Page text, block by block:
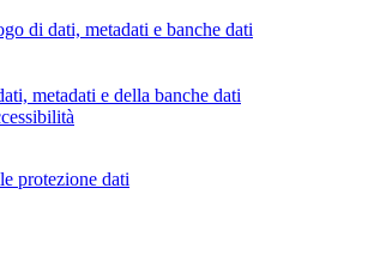
di dati, metadati e banche dati
metadati e della banche dati
protezione dati